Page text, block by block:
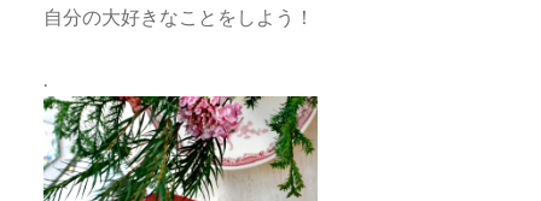
自分の大好きなことをしよう！
.